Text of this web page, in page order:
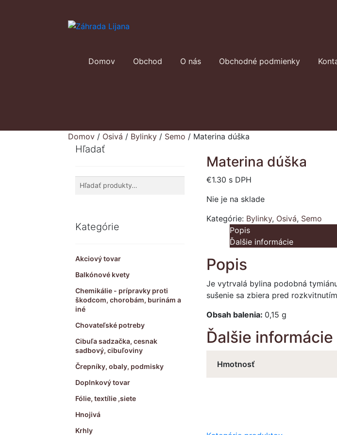
Preskočiť
Preskočiť
Domov
Obchod O nás Obchodné podmienky
Domov / Osivá / Bylinky / Semo / Materina dúška
Materina dúška
€1.30 s DPH
Nie je na sklade
Kategórie: Bylinky, Osivá, Semo
Popis
Ďalšie informácie
Popis
Je vytrvalá bylina podobná
sušenie sa zbiera pred
Obsah balenia: 0,15 g
Ďalšie informácie
Hmotnosť
Hľadať
Hľadať:
Vyhľadávanie
Kategórie
Akciový tovar
Balkónové kvety
Chemikálie - prípravky proti
škodcom, chorobám, burinám a
iné
Chovateľské potreby
Cibuľa sadzačka, cesnak
sadbový, cibuľoviny
Črepníky, obaly, podmisky
Doplnkový tovar
Fólie, textílie ,siete
Hnojivá
Krhly